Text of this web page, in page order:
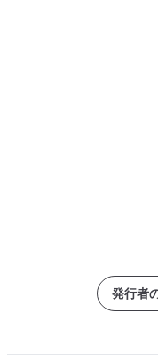
発行者